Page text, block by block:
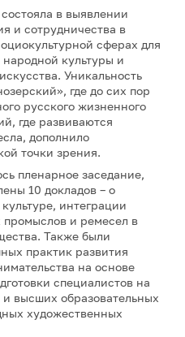
в выявлении
и сотрудничества в
сферах для
культуры и
Уникальность
где до сих пор
русского жизненного
где развиваются
дополнило
точки зрения.
пленарное заседание,
10 докладов – о
интеграции
и ремесел в
Также были
практик развития
на основе
специалистов на
высших образовательных
художественных